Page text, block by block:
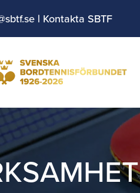
| Kontakta SBTF